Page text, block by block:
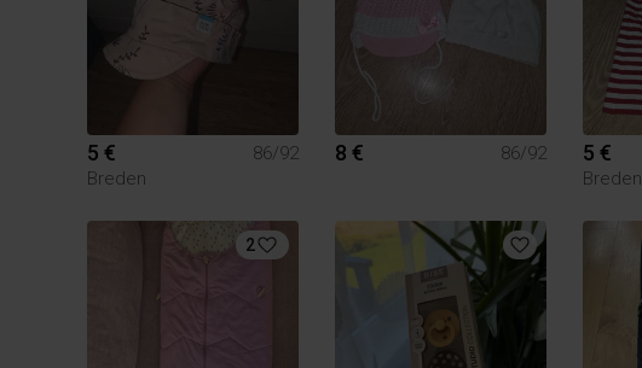
5 €
86/92
Breden
8 € 86/92 5 €
Breden
2